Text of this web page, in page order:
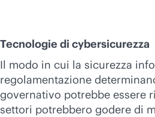
Tecnologie di cybersicurezza
Il modo in cui la sicurezza
regolamentazione
governativo potrebbe essere
settori potrebbero godere di